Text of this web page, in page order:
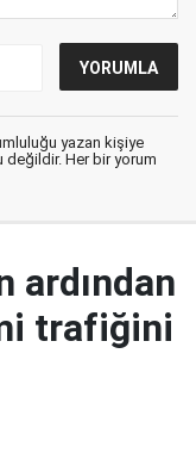
yazan kişiye
değildir. Her bir yorum
ardından
trafiğini